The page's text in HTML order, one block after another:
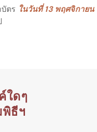
ตร ในวันที่ 13 พฤศจิกายน
ใดๆ
พิธีฯ